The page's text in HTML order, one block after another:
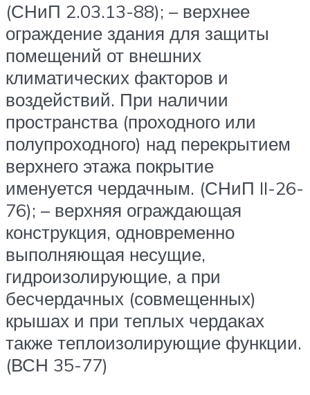
(СНиП 2.03.13-88); – верхнее
ограждение здания для защиты
помещений от внешних
климатических факторов и
воздействий. При наличии
пространства (проходного или
полупроходного) над перекрытием
верхнего этажа покрытие
именуется чердачным. (СНиП II-26-
76); – верхняя ограждающая
конструкция, одновременно
выполняющая несущие,
гидроизолирующие, а при
бесчердачных (совмещенных)
крышах и при теплых чердаках
также теплоизолирующие функции.
(ВСН 35-77)